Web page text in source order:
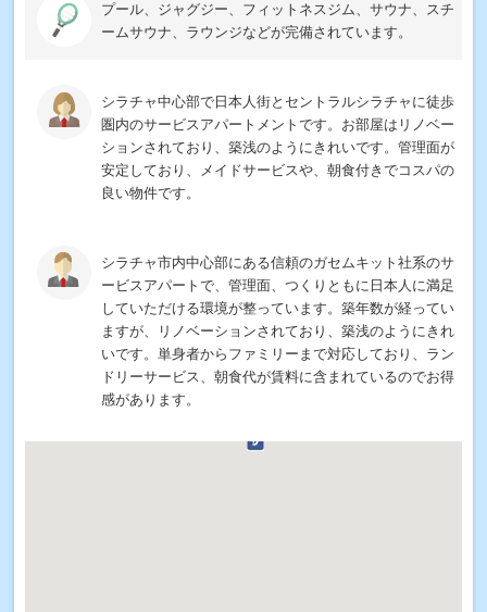
プール、ジャグジー、フィットネスジム、サウナ、スチ
ームサウナ、ラウンジなどが完備されています。
シラチャ中心部で日本人街とセントラルシラチャに徒歩
圏内のサービスアパートメントです。お部屋はリノベー
ションされており、築浅のようにきれいです。管理面が
安定しており、メイドサービスや、朝食付きでコスパの
良い物件です。
シラチャ市内中心部にある信頼のガセムキット社系のサ
ービスアパートで、管理面、つくりともに日本人に満足
していただける環境が整っています。築年数が経ってい
ますが、リノベーションされており、築浅のようにきれ
いです。単身者からファミリーまで対応しており、ラン
ドリーサービス、朝食代が賃料に含まれているのでお得
感があります。